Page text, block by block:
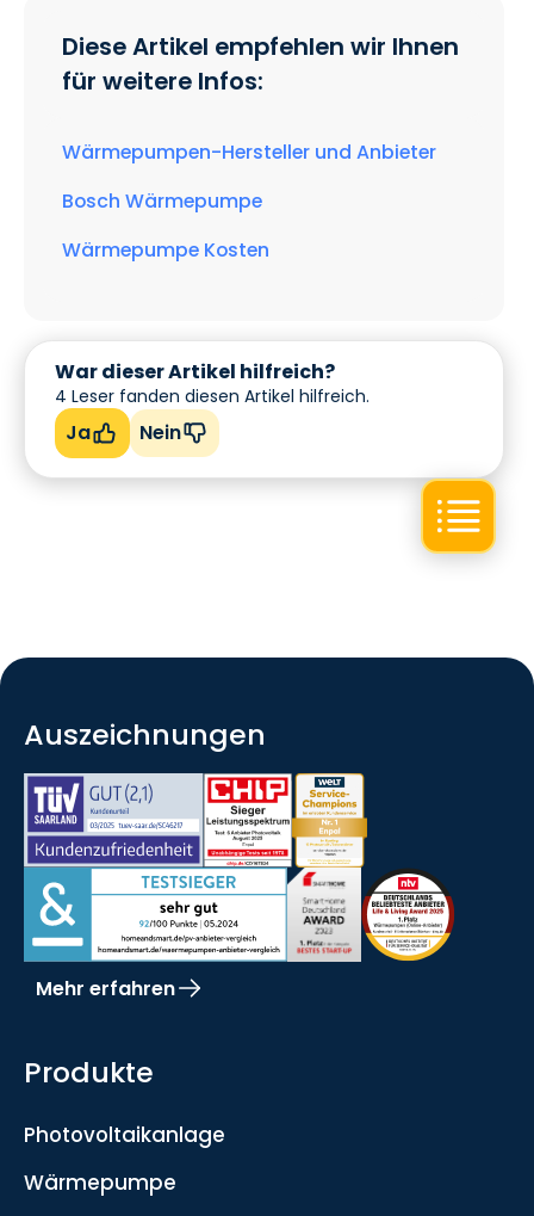
Diese Artikel empfehlen wir Ihnen
für weitere Infos:
Wärmepumpen-Hersteller und Anbieter
Bosch Wärmepumpe
Wärmepumpe Kosten
War dieser Artikel hilfreich?
4 Leser fanden diesen Artikel hilfreich.
Ja Nein
Auszeichnungen
Mehr erfahren
Produkte
Photovoltaikanlage
Wärmepumpe